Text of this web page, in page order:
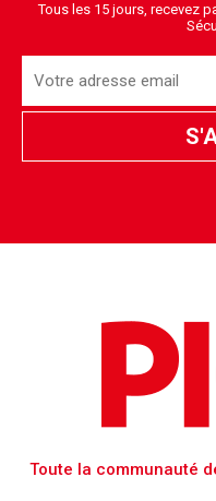
Tous les 15 jours, recevez
Toute la communauté